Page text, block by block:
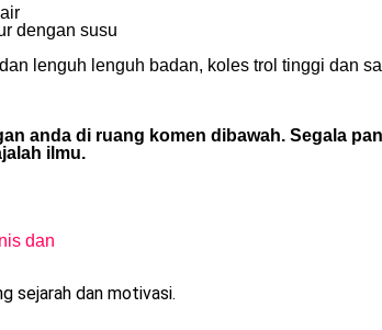
dengan susu
lenguh lenguh badan, koles trol tinggi dan
anda di ruang komen dibawah. Segala
ilmu.
dan
sejarah dan motivasi.